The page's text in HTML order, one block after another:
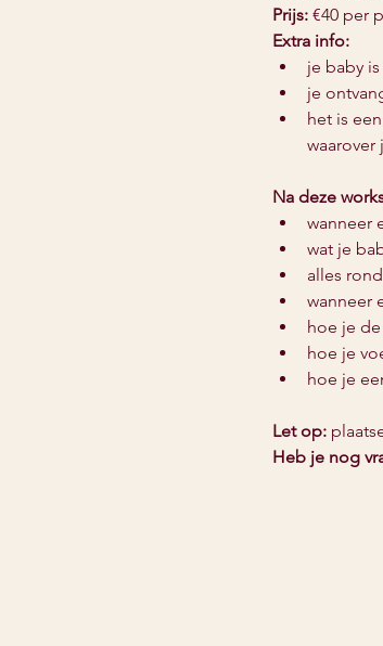
Prijs: €40 per
Extra info:
je baby
je
het is
Na deze
wanneer
wat je
alles
wanneer
hoe je
hoe je
hoe je
Let op:
Heb je nog